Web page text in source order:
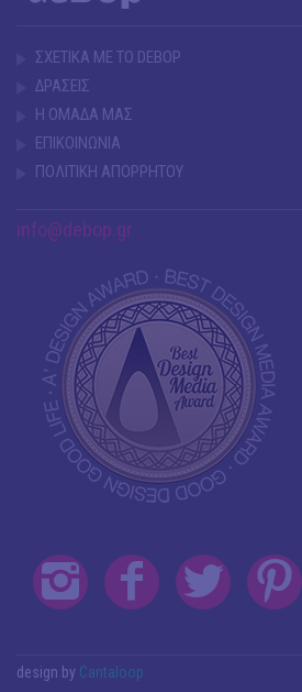
ΣΧΕΤΙΚΑ ΜΕ ΤΟ DEBOP
ΔΡΑΣΕΙΣ
Η ΟΜΑΔΑ ΜΑΣ
ΕΠΙΚΟΙΝΩΝΙΑ
ΠΟΛΙΤΙΚΗ ΑΠΟΡΡΗΤΟΥ
info@debop.gr
design by Cantaloop